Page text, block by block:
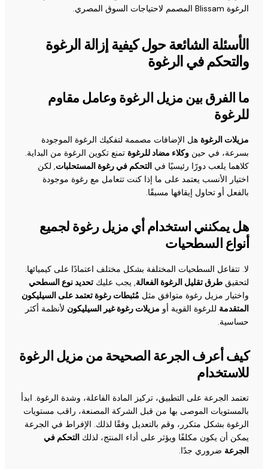
الرغوة Blissam المصمم لاحتياجات السوق المصري.
الأسئلة الشائعة حول كيفية إزالة الرغوة
والتحكم في الرغوة
ما الفرق بين مزيل الرغوة وعامل مقاوم
للرغوة
مزيلات الرغوة هل الإضافات مصممة لتفكيك الرغوة الموجودة
بسرعة، في حين وكلاء مضاد للرغوة تمنع تكوين الرغوة من البداية.
كلاهما يلعب دورًا رئيسيًا في التحكم في رغوة المستحلبات, لكن
اختيار الأنسب يعتمد على ما إذا كنت تتعامل مع رغوة موجودة
بالفعل أو تحاول إيقافها مسبقًا.
هل يمكنني استخدام أي مزيل رغوة لجميع
أنواع السطحيات
لا. تتفاعل السطحيات المختلفة بشكل مختلف اعتمادًا على كيميائها.
لتحقيق طرق تقليل الرغوة الفعالة, يجب عليك تحديد نوع السطحي
واختيار مزيل رغوة متوافق مثل مُثبطات رغوة تعتمد على السيليكون
المتقدمة للرغوة القوية أو مزيلات رغوة غير السيليكون لأنظمة أكثر
حساسية.
كيف أعرف الجرعة الصحيحة من مزيل الرغوة
للاستخدام
تعتمد الجرعة على التطبيق، تركيز المادة الفاعلة، وشدة الرغوة. ابدأ
بالمستويات الموصى بها من قبل الشركة المصنعة، راقب مستويات
الرغوة بشكل متكرر، وقم بالتعديل وفقًا لذلك. الإفراط في الجرعة
يمكن أن يكون مكلفًا ويؤثر على أداء المنتج، لذلك التحكم في
الجرعة ضروري جدًا.